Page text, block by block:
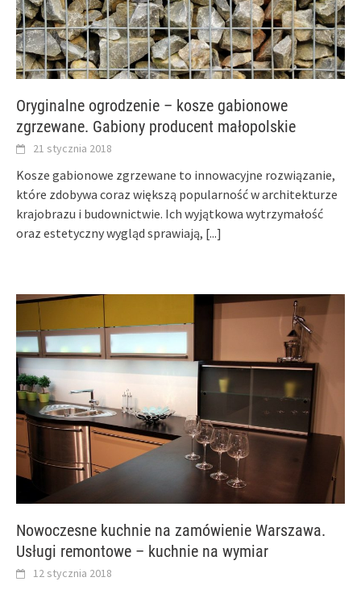
Oryginalne ogrodzenie – kosze gabionowe
zgrzewane. Gabiony producent małopolskie
21 stycznia 2018
Kosze gabionowe zgrzewane to innowacyjne rozwiązanie,
które zdobywa coraz większą popularność w architekturze
krajobrazu i budownictwie. Ich wyjątkowa wytrzymałość
oraz estetyczny wygląd sprawiają, [...]
Nowoczesne kuchnie na zamówienie Warszawa.
Usługi remontowe – kuchnie na wymiar
12 stycznia 2018